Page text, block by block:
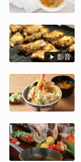
影音